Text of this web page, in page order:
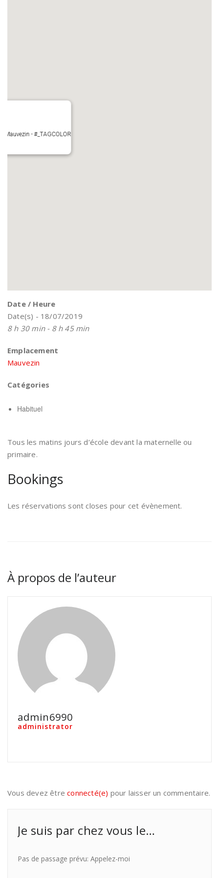
Mauvezin - #_TAGCOLOR
Date / Heure
Date(s) - 18/07/2019
8 h 30 min - 8 h 45 min
Emplacement
Mauvezin
Catégories
Habituel
Tous les matins jours d’école devant la maternelle ou
primaire.
Bookings
Les réservations sont closes pour cet évènement.
À propos de l’auteur
admin6990
administrator
Vous devez êtreconnecté(e) pour laisser un commentaire.
Je suis par chez vous le…
Pas de passage prévu: Appelez-moi